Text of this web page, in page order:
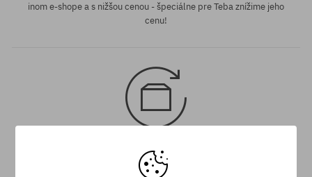
inom e-shope a s nižšou cenou - špeciálne pre Teba znížime jeho
cenu!
30 dní na vrátenie tovaru